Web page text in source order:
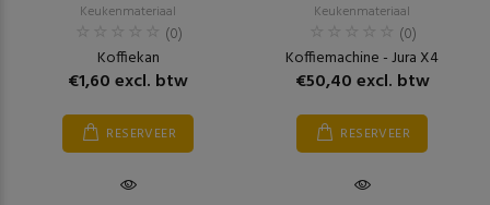
Keukenmateriaal
(0)
Koffiekan
€1,60 excl. btw
RESERVEER
Keukenmateriaal
(0)
Koffiemachine - Jura X4
€50,40 excl. btw
RESERVEER